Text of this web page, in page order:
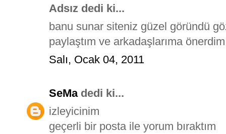
Adsız dedi ki...
banu sunar siteniz güzel göründü
paylaştım ve arkadaşlarıma
Salı, Ocak 04, 2011
SeMadedi ki...
izleyicinim
geçerli bir posta ile yorum bıraktım